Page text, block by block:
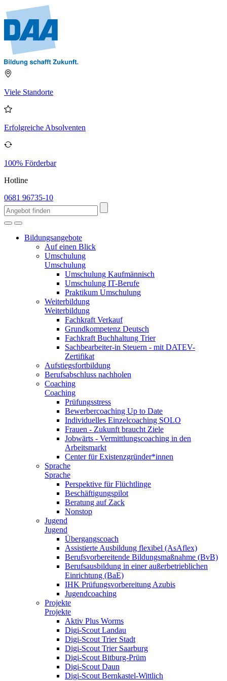
Viele Standorte
Erfolgreiche Absolventen
100% Förderbar
Hotline
0681 96735-10
Bildungsangebote
Auf einen Blick
Umschulung
Umschulung
Umschulung Kaufmännisch
Umschulung IT-Berufe
Praktikum Umschulung
Weiterbildung
Weiterbildung
Fachkraft Verkauf
Grundkompetenz Deutsch
Fachkraft Buchhaltung Trier
Sachbearbeiter-in Steuern - mit DATEV-
Zertifikat
Aufstiegsfortbildung
Berufsabschluss nachholen
Coaching
Coaching
Prüfungsstress
Bewerbercoaching Up to Date
Individuelles Einzelcoaching SOLO
Frauen - Zukunft braucht Ziele
Jobwärts - Vermittlungscoaching in den
Arbeitsmarkt
Center für Existenzgründer*innen
Sprache
Sprache
Perspektive für Flüchtlinge
Beschäftigungspilot
Beratung auf Zack
Nonstop
Jugend
Jugend
Übergangscoach
Assistierte Ausbildung flexibel (AsAflex)
Berufsvorbereitende Bildungsmaßnahme (BvB)
Berufsausbildung in einer außerbetrieblichen
Einrichtung (BaE)
IHK Prüfungsvorbereitung Azubis
Jugendcoaching
Projekte
Projekte
Aktiv Plus Worms
Digi-Scout Landau
Digi-Scout Trier Stadt
Digi-Scout Trier Saarburg
Digi-Scout Bitburg-Prüm
Digi-Scout Daun
Digi-Scout Bernkastel-Wittlich